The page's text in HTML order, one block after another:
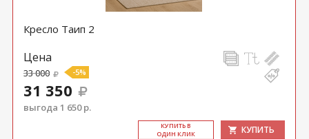
Кресло Таип 2
Цена
33 000 -5%
31 350
выгода 1 650 р.
КУ­ПИТЬ В
ОДИН КЛИК
КУПИТЬ